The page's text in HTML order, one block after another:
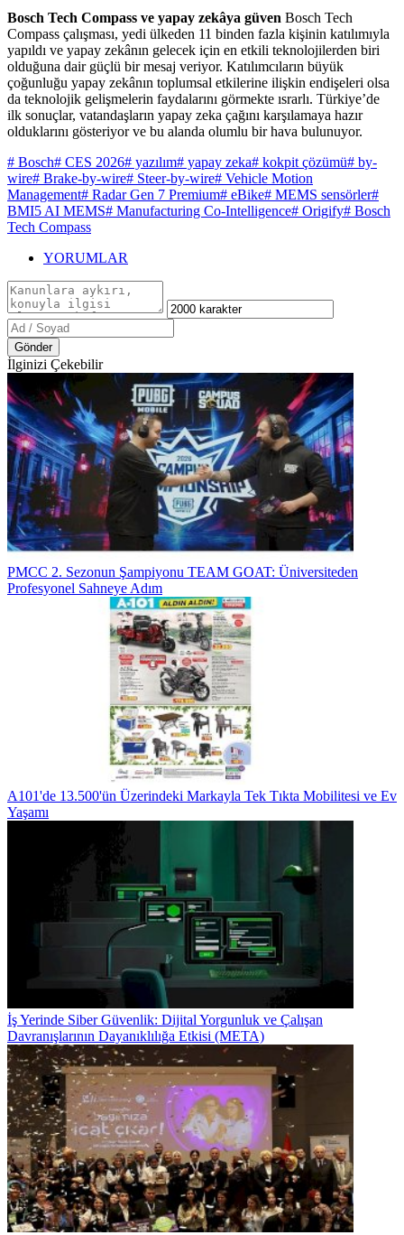
Bosch Tech Compass ve yapay zekâya güven Bosch Tech
Compass çalışması, yedi ülkeden 11 binden fazla kişinin katılımıyla
yapıldı ve yapay zekânın gelecek için en etkili teknolojilerden biri
olduğuna dair güçlü bir mesaj veriyor. Katılımcıların büyük
çoğunluğu yapay zekânın toplumsal etkilerine ilişkin endişeleri olsa
da teknolojik gelişmelerin faydalarını görmekte ısrarlı. Türkiye’de
ilk sonuçlar, vatandaşların yapay zeka çağını karşılamaya hazır
olduklarını gösteriyor ve bu alanda olumlu bir hava bulunuyor.
# Bosch# CES 2026# yazılım# yapay zeka# kokpit çözümü# by-
wire# Brake-by-wire# Steer-by-wire# Vehicle Motion
Management# Radar Gen 7 Premium# eBike# MEMS sensörler#
BMI5 AI MEMS# Manufacturing Co-Intelligence# Origify# Bosch
Tech Compass
YORUMLAR
Gönder
İlginizi Çekebilir
PMCC 2. Sezonun Şampiyonu TEAM GOAT: Üniversiteden
Profesyonel Sahneye Adım
A101'de 13.500'ün Üzerindeki Markayla Tek Tıkta Mobilitesi ve Ev
Yaşamı
İş Yerinde Siber Güvenlik: Dijital Yorgunluk ve Çalışan
Davranışlarının Dayanıklılığa Etkisi (META)